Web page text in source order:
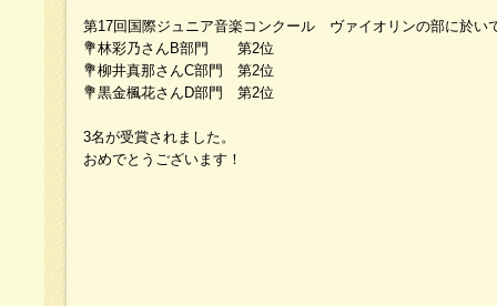
第17回国際ジュニア音楽コンクール ヴァイオリンの部に於い
💐林彩乃さんB部門 第2位
💐柳井真那さんC部門 第2位
💐黒金楓花さんD部門 第2位
3名が受賞されました。
おめでとうございます！